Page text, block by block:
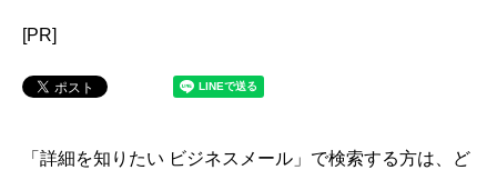
[PR]
「詳細を知りたい ビジネスメール」で検索する方は、ど